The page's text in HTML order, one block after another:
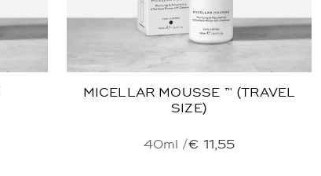
MICELLAR MOUSSE ™ (TRAVEL
SIZE)
40ml /€ 11,55